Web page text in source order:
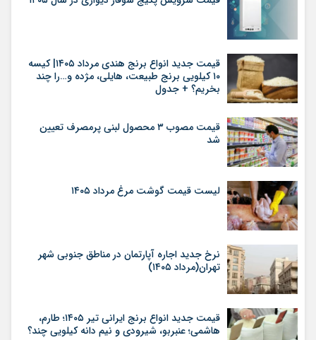
قیمت جدید انواع برنج هندی مرداد ۱۴۰۵| کیسه
۱۰ کیلویی برنج طبیعت، هایلی، مژده و…را چند
بخریم؟ + جدول
قیمت مصوب ۳ محصول لبنی پرمصرف تعیین
شد
لیست قیمت گوشت مرغ مرداد ۱۴۰۵
نرخ جدید اجاره آپارتمان در مناطق جنوبی شهر
تهران(مرداد ۱۴۰۵)
قیمت جدید انواع برنج ایرانی تیر ۱۴۰۵؛ طارم،
هاشمی؛ عنبربو، شیرودی و نیم دانه کیلویی چند؟